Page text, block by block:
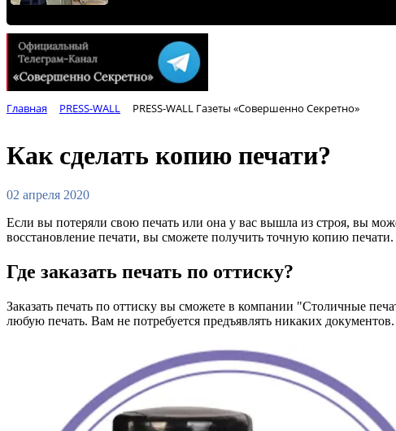
Главная PRESS-WALL PRESS-WALL Газеты «Совершенно Секретно»
Как сделать копию печати?
02 апреля 2020
Если вы потеряли свою печать или она у вас вышла из строя, вы
восстановление печати, вы сможете получить точную копию печати.
Где заказать печать по оттиску?
Заказать печать по оттиску вы сможете в компании "Столичные
любую печать. Вам не потребуется предъявлять никаких